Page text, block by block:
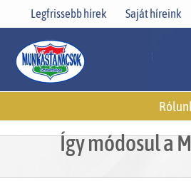
Legfrissebb hírek Saját híreink
Így módosul a